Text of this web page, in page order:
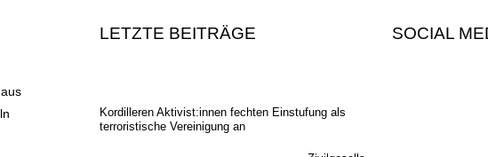
LETZTE BEITRÄGE
Kordilleren Aktivist:innen fechten Einstufung als
terroristische Vereinigung an
SOCIAL